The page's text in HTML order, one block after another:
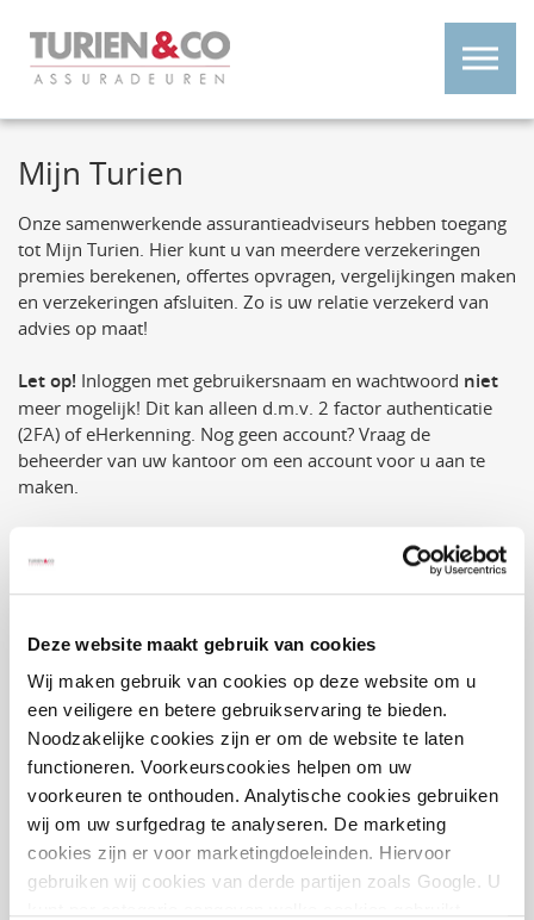
Deze website maakt gebruik van cookies
Wij maken gebruik van cookies op deze website om u
een veiligere en betere gebruikservaring te bieden.
Noodzakelijke cookies zijn er om de website te laten
functioneren. Voorkeurscookies helpen om uw
voorkeuren te onthouden. Analytische cookies gebruiken
wij om uw surfgedrag te analyseren. De marketing
cookies zijn er voor marketingdoeleinden. Hiervoor
gebruiken wij cookies van derde partijen zoals Google. U
Mijn Turien
Onze samenwerkende assurantieadviseurs hebben toegang
tot Mijn Turien. Hier kunt u van meerdere verzekeringen
premies berekenen, offertes opvragen, vergelijkingen maken
en verzekeringen afsluiten. Zo is uw relatie verzekerd van
advies op maat!
Let op! Inloggen met gebruikersnaam en wachtwoord niet
meer mogelijk! Dit kan alleen d.m.v. 2 factor authenticatie
(2FA) of eHerkenning. Nog geen account? Vraag de
beheerder van uw kantoor om een account voor u aan te
maken.
account@turien.nl
of neem telefonisch contact met ons op
072 5 181 952.
Lees hier onsprivacystatementvoor adviseurs.
Werkgeversportaal (verzuim)
Bent u op zoek naar ons werkgeversportaal. Klik dan op de
knop hieronder.